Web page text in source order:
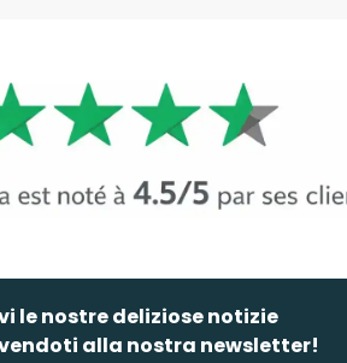
le nostre deliziose notizie
alla nostra newsletter!